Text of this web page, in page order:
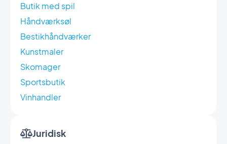
Butik med spil
Håndværksøl
Bestikhåndværker
Kunstmaler
Skomager
Sportsbutik
Vinhandler
Juridisk